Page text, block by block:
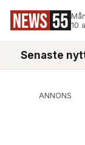
10
Senaste
ANNONS